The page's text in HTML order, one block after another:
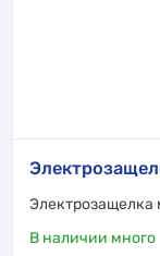
В наличии много